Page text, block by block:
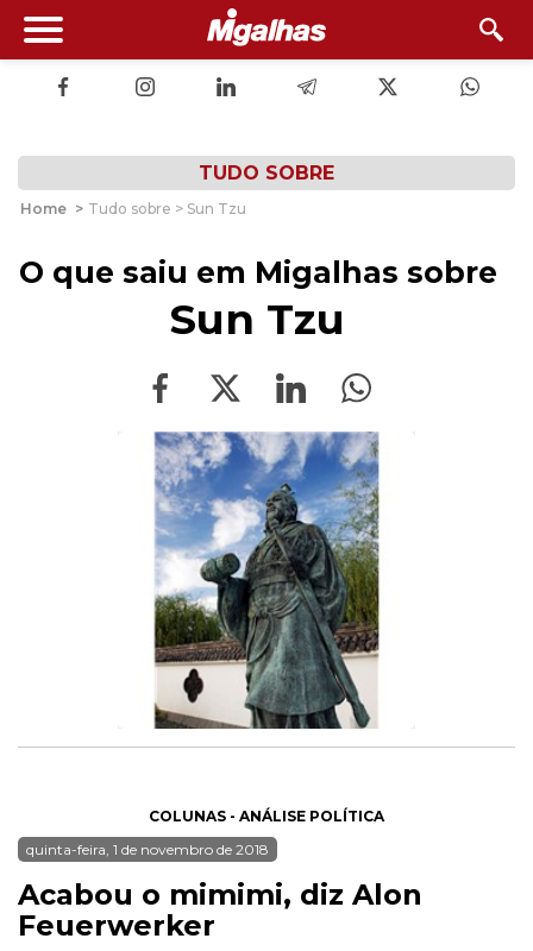
TUDO SOBRE
Home > Tudo sobre > Sun Tzu
O que saiu em Migalhas sobre
Sun Tzu
COLUNAS - ANÁLISE POLÍTICA
quinta-feira, 1 de novembro de 2018
Acabou o mimimi, diz Alon
Feuerwerker